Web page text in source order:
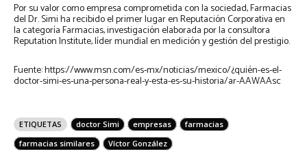
Por su valor como empresa comprometida con la sociedad, Farmacias
del Dr. Simi ha recibido el primer lugar en Reputación Corporativa en
la categoría Farmacias, investigación elaborada por la consultora
Reputation Institute, líder mundial en medición y gestión del prestigio.
Fuente: https://www.msn.com/es-mx/noticias/mexico/¿quién-es-el-
doctor-simi-es-una-persona-real-y-esta-es-su-historia/ar-AAWAAsc
ETIQUETAS doctor Simi empresas
farmacias
farmacias similares
Víctor González